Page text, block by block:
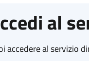
al
accedere al servizio